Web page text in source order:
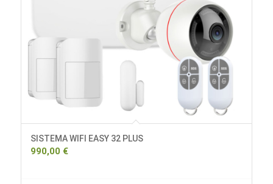
SISTEMA WIFI EASY 32 PLUS
990,00 €